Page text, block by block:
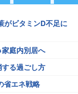
がビタミンD不足に
庭内別居へ
る過ごし方
省エネ戦略